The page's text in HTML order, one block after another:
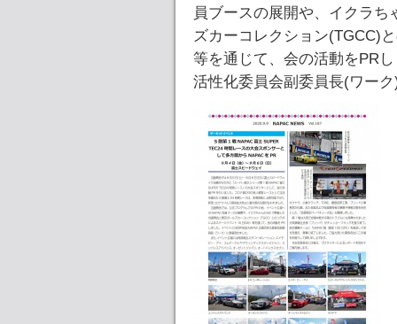
員ブースの展開や、イクラ
ズカーコレクション(TGCC)
等を通じて、会の活動をPR
活性化委員会副委員長(ワー